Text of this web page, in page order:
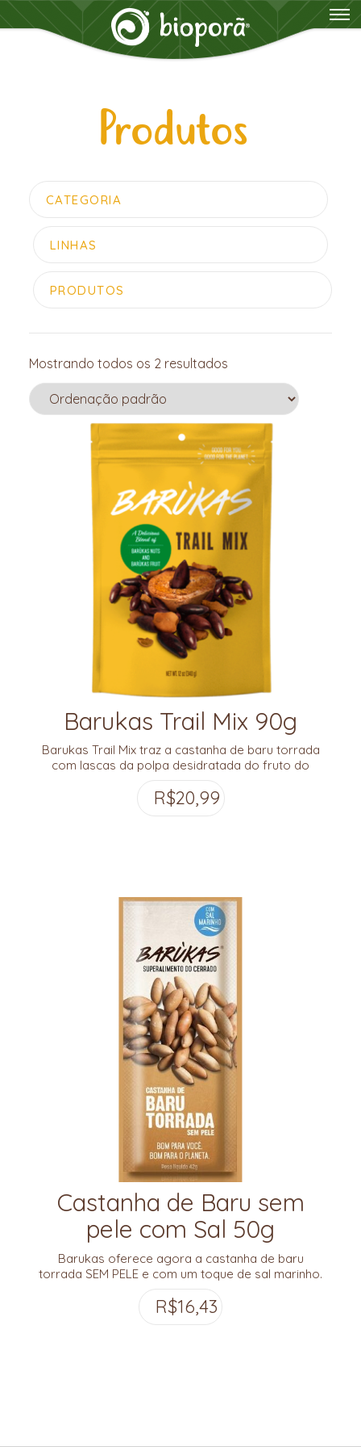
Produtos
Mostrando todos os 2 resultados
Barukas Trail Mix 90g
Barukas Trail Mix traz a castanha de baru torrada
com lascas da polpa desidratada do fruto do
baru. Uma combinação deliciosa e super nutritiva!
R$20,99
Castanha de Baru sem
pele com Sal 50g
Barukas oferece agora a castanha de baru
torrada SEM PELE e com um toque de sal marinho.
Um snack prático com sabor de Cerrado!
R$16,43